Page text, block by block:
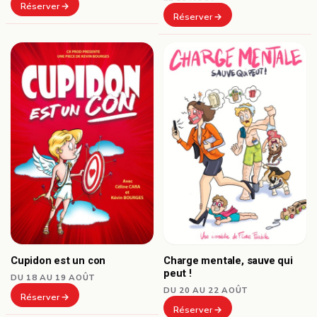
Réserver
Réserver
Cupidon est un con
DU 18 AU 19 AOÛT
Réserver
Charge mentale, sauve qui
peut !
DU 20 AU 22 AOÛT
Réserver